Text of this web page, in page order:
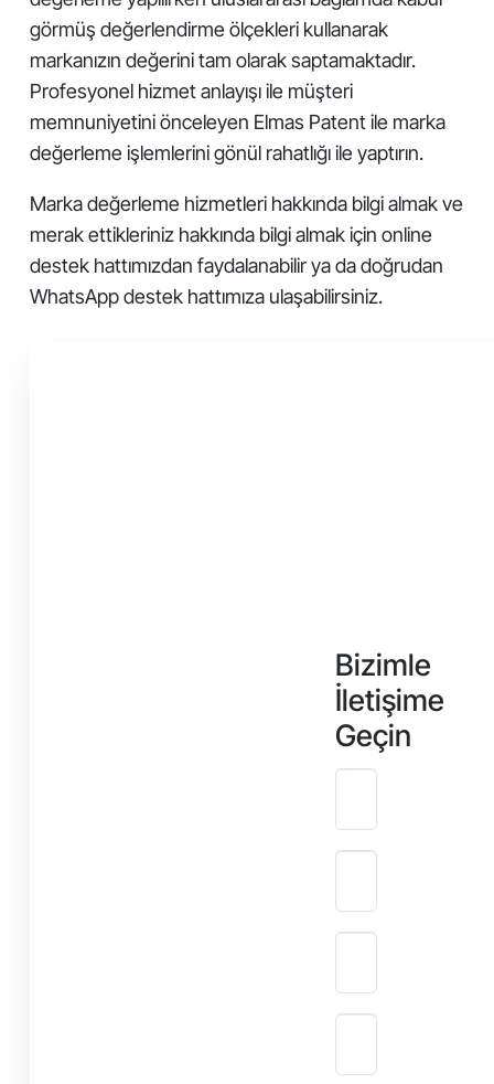
Bizimle
İletişime
Geçin
görmüş değerlendirme ölçekleri kullanarak
markanızın değerini tam olarak saptamaktadır.
Profesyonel hizmet anlayışı ile müşteri
memnuniyetini önceleyen Elmas Patent ile marka
değerleme işlemlerini gönül rahatlığı ile yaptırın.
Marka değerleme hizmetleri hakkında bilgi almak ve
merak ettikleriniz hakkında bilgi almak için online
destek hattımızdan faydalanabilir ya da doğrudan
WhatsApp destek hattımıza ulaşabilirsiniz.